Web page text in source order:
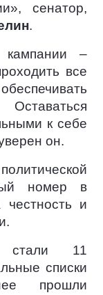
сенатор,
.
кампании –
все
к себе
он.
номер в
честность и
стали 11
списки
прошли